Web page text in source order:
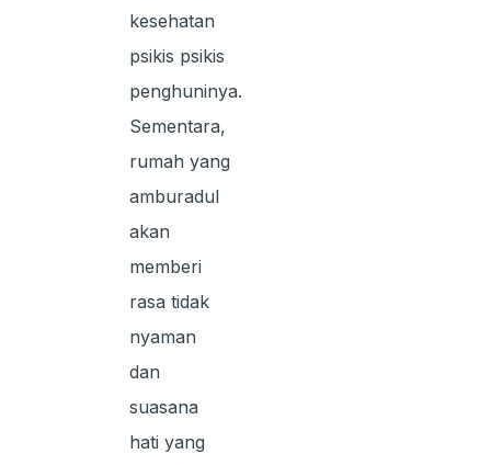
kesehatan
psikis psikis
penghuninya.
Sementara,
rumah yang
amburadul
akan
memberi
rasa tidak
nyaman
dan
suasana
hati yang